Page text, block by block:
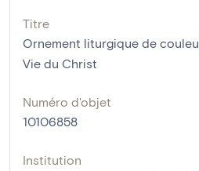
Titre
Ornement liturgique de
Vie du Christ
Numéro d'objet
10106858
Institution